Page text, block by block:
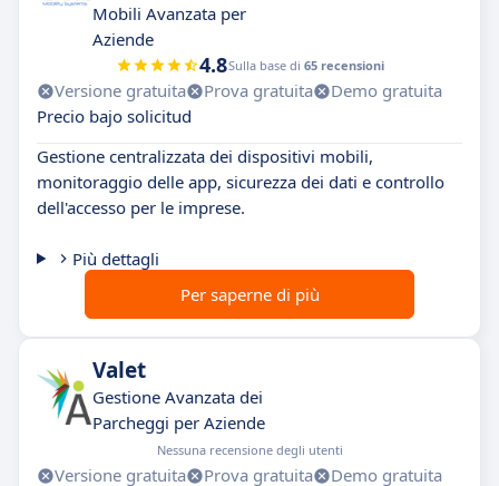
Mobili Avanzata per
Aziende
4.8Sulla base di 65 recensioni
Versione gratuita Prova gratuita
Demo gratuita
Precio bajo solicitud
Gestione centralizzata dei dispositivi mobili,
monitoraggio delle app, sicurezza dei dati e controllo
dell'accesso per le imprese.
Più dettagli
Per saperne di più
Valet
Gestione Avanzata dei
Parcheggi per Aziende
Nessuna recensione degli utenti
Versione gratuita Prova gratuita
Demo gratuita